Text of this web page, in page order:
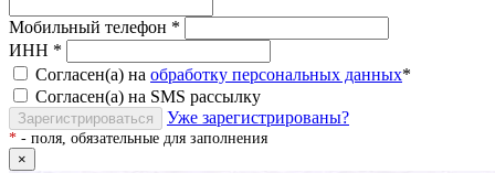
Мобильный телефон *
ИНН *
Согласен(а) на обработку персональных данных*
Согласен(а) на SMS рассылку
Зарегистрироваться Уже зарегистрированы?
* - поля, обязательные для заполнения
×